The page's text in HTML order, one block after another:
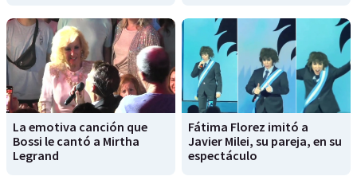
La emotiva canción que
Bossi le cantó a Mirtha
Legrand
Fátima Florez imitó a
Javier Milei, su pareja, en su
espectáculo